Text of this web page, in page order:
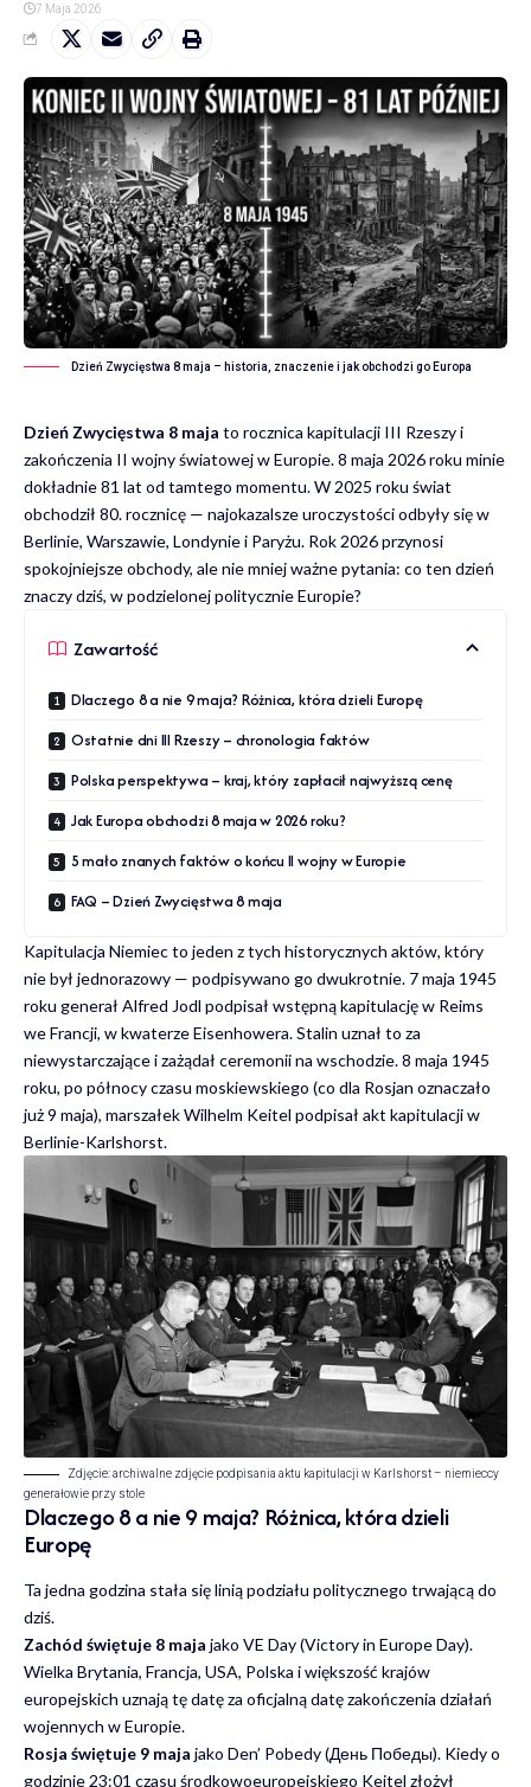
7 Maja 2026
Dzień Zwycięstwa 8 maja – historia, znaczenie i jak obchodzi go Europa
Dzień Zwycięstwa 8 maja to rocznica kapitulacji III Rzeszy i
zakończenia II wojny światowej w Europie. 8 maja 2026 roku minie
dokładnie 81 lat od tamtego momentu. W 2025 roku świat
obchodził 80. rocznicę — najokazalsze uroczystości odbyły się w
Berlinie, Warszawie, Londynie i Paryżu. Rok 2026 przynosi
spokojniejsze obchody, ale nie mniej ważne pytania: co ten dzień
znaczy dziś, w podzielonej politycznie Europie?
Zawartość
Dlaczego 8 a nie 9 maja? Różnica, która dzieli Europę
Ostatnie dni III Rzeszy – chronologia faktów
Polska perspektywa – kraj, który zapłacił najwyższą cenę
Jak Europa obchodzi 8 maja w 2026 roku?
5 mało znanych faktów o końcu II wojny w Europie
FAQ – Dzień Zwycięstwa 8 maja
Kapitulacja Niemiec to jeden z tych historycznych aktów, który
nie był jednorazowy — podpisywano go dwukrotnie. 7 maja 1945
roku generał Alfred Jodl podpisał wstępną kapitulację w Reims
we Francji, w kwaterze Eisenhowera. Stalin uznał to za
niewystarczające i zażądał ceremonii na wschodzie. 8 maja 1945
roku, po północy czasu moskiewskiego (co dla Rosjan oznaczało
już 9 maja), marszałek Wilhelm Keitel podpisał akt kapitulacji w
Berlinie-Karlshorst.
Zdjęcie: archiwalne zdjęcie podpisania aktu kapitulacji w Karlshorst – niemieccy
generałowie przy stole
Dlaczego 8 a nie 9 maja? Różnica, która dzieli
Europę
Ta jedna godzina stała się linią podziału politycznego trwającą do
dziś.
Zachód świętuje 8 maja jako VE Day (Victory in Europe Day).
Wielka Brytania, Francja, USA, Polska i większość krajów
europejskich uznają tę datę za oficjalną datę zakończenia działań
wojennych w Europie.
Rosja świętuje 9 maja jako Den’ Pobedy (День Победы). Kiedy o
godzinie 23:01 czasu środkowoeuropejskiego Keitel złożył